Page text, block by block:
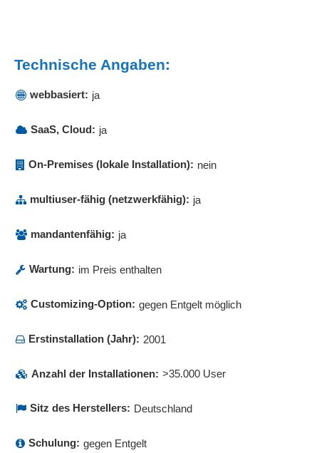
Technische Angaben:
webbasiert: ja
SaaS, Cloud: ja
On-Premises (lokale Installation): nein
multiuser-fähig (netzwerkfähig): ja
mandantenfähig: ja
Wartung: im Preis enthalten
Customizing-Option: gegen Entgelt möglich
Erstinstallation (Jahr): 2001
Anzahl der Installationen: >35.000 User
Sitz des Herstellers: Deutschland
Schulung: gegen Entgelt